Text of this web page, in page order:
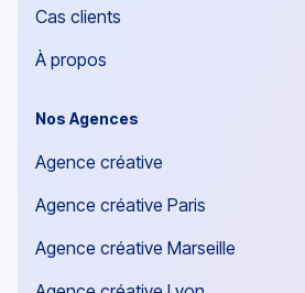
Cas clients
À propos
Nos Agences
Agence créative
Agence créative Paris
Agence créative Marseille